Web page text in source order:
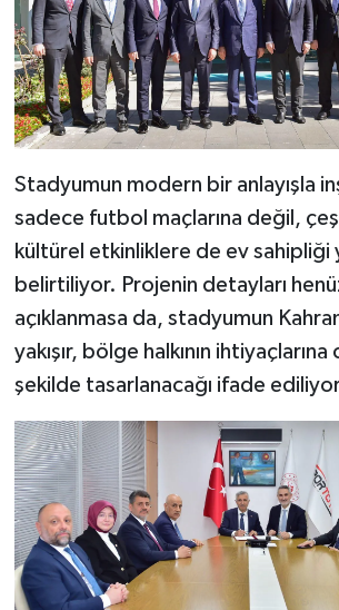
Stadyumun modern bir anlayışla
sadece futbol maçlarına değil,
kültürel etkinliklere de ev sahipliği
belirtiliyor. Projenin detayları
açıklanmasa da, stadyumun
yakışır, bölge halkının
şekilde tasarlanacağı ifade